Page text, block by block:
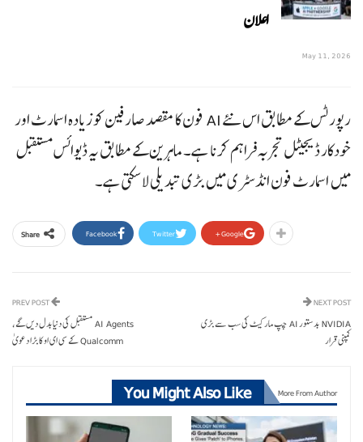
اعلان
May 11, 2026
رپورٹس کے مطابق اس نئے AI فون کا مقصد صارفین کو زیادہ اسمارٹ اور
خودکار ڈیجیٹل تجربہ فراہم کرنا ہے۔ ماہرین کے مطابق یہ ڈیوائس مستقبل
میں اسمارٹ فون انڈسٹری میں بڑی تبدیلی لا سکتی ہے۔
Share Facebook Twitter Google+
AI Agents مستقبل کی دنیا بدل دیں گے،
Qualcomm کے سی ای او کا بڑا دعویٰ
NEXT POST
NVIDIA بدستور AI چپ مارکیٹ کی سب سے بڑی
کمپنی قرار
You Might Also Like More From Author